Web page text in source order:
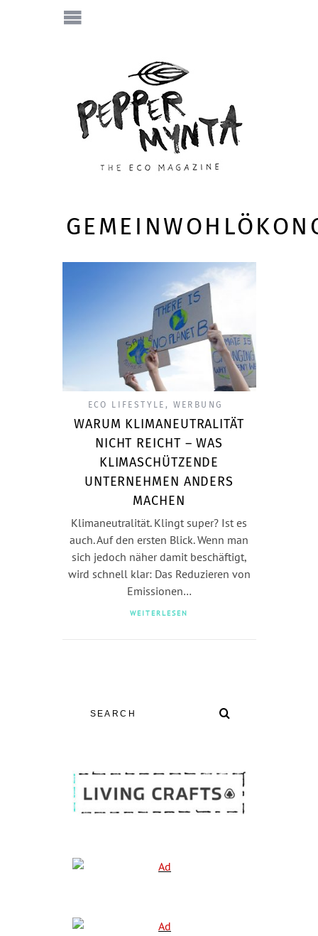
ECO LIFESTYLE , WERBUNG
WARUM KLIMANEUTRALITÄT
NICHT REICHT – WAS
KLIMASCHÜTZENDE
UNTERNEHMEN ANDERS
MACHEN
Klimaneutralität. Klingt super? Ist es
auch. Auf den ersten Blick. Wenn man
sich jedoch näher damit beschäftigt,
wird schnell klar: Das Reduzieren von
Emissionen…
WEITERLESEN